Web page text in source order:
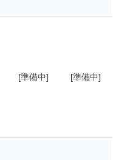
[準備中] [準備中]